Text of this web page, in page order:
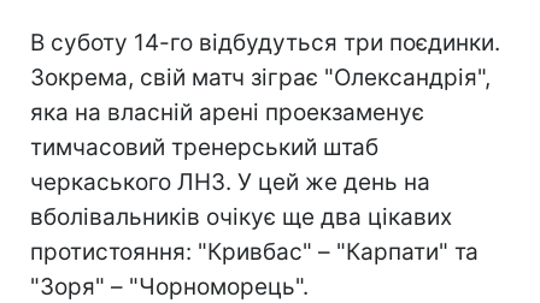
В суботу 14-го відбудуться три поєдинки.
Зокрема, свій матч зіграє "Олександрія",
яка на власній арені проекзаменує
тимчасовий тренерський штаб
черкаського ЛНЗ. У цей же день на
вболівальників очікує ще два цікавих
протистояння: "Кривбас" – "Карпати" та
"Зоря" – "Чорноморець".